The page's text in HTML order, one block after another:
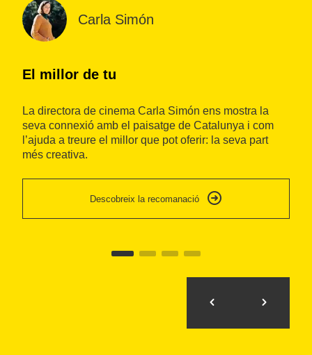
Carla Simón
El millor de tu
La directora de cinema Carla Simón ens mostra la
seva connexió amb el paisatge de Catalunya i com
l’ajuda a treure el millor que pot oferir: la seva part
més creativa.
Descobreix la recomanació